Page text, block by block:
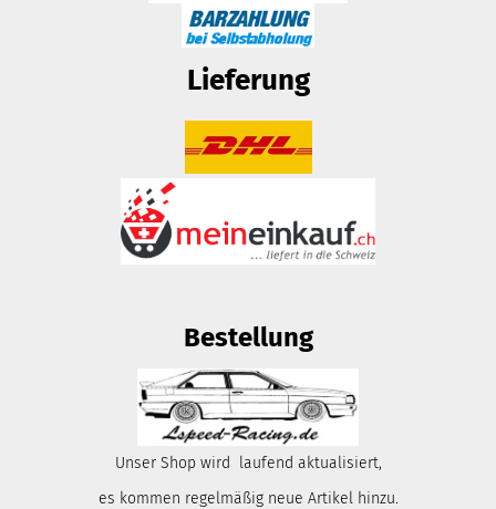
Lieferung
Bestellung
Unser Shop wird laufend aktualisiert,
es kommen regelmäßig neue Artikel hinzu.